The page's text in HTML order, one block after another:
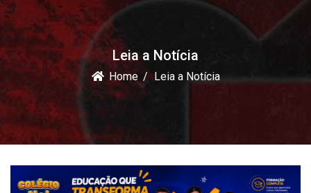
Leia a Notícia
Home Leia a Notícia